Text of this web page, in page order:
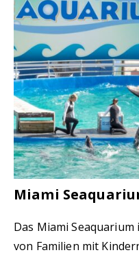
Miami
Das Miami
von Familien mit